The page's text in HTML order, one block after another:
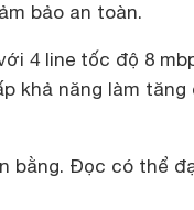
bảo an toàn.
4 line tốc độ 8
khả năng làm
bằng. Đọc có thể